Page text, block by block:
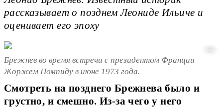
рассказывает о позднем Леониде Ильиче и
оценивает его эпоху
Брежнев во время встречи с президентом Франции
Жоржем Помпиду в июне 1973 года.
Смотреть на позднего Брежнева было и
грустно, и смешно. Из-за чего у него